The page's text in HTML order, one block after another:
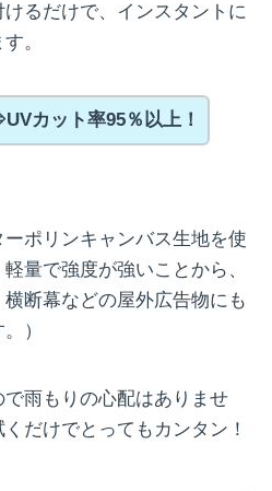
るだけで、インスタントに
。
カット率95％以上！
ポリンキャンバス生地を使
量で強度が強いことから、
断幕などの屋外広告物にも
）
雨もりの心配はありませ
だけでとってもカンタン！